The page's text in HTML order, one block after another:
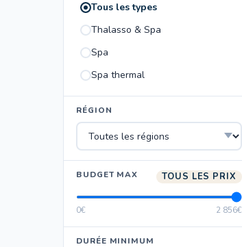
Tous les types
Thalasso & Spa
Spa
Spa thermal
RÉGION
BUDGET MAX TOUS LES PRIX
0€ 2 856€
DURÉE MINIMUM